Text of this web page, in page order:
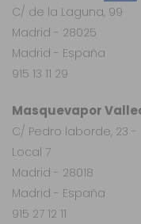
C/ de la Laguna, 99
Madrid - 28025
Madrid - España
915 13 11 29
Masquevapor
C/ Pedro laborde, 23 -
Local 7
Madrid - 28018
Madrid - España
915 27 12 11